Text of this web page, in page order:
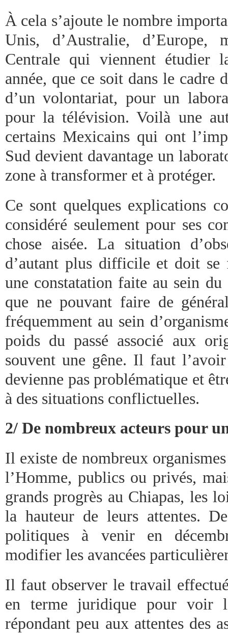
À cela s’ajoute le nombre
Unis, d’Australie, d’Europe,
Centrale qui viennent étudier
année, que ce soit dans le cadre
d’un volontariat, pour un
pour la télévision. Voilà une
certains Mexicains qui ont
Sud devient davantage un
zone à transformer et à protéger.
Ce sont quelques explications
considéré seulement pour ses
chose aisée. La situation
d’autant plus difficile et doit se
une constatation faite au sein
que ne pouvant faire de
fréquemment au sein
poids du passé associé aux
souvent une gêne. Il faut
devienne pas problématique et
à des situations conflictuelles.
2/ De nombreux acteurs pour
Il existe de nombreux
l’Homme, publics ou privés,
grands progrès au Chiapas, les
la hauteur de leurs attentes.
politiques à venir en
modifier les avancées
Il faut observer le travail
en terme juridique pour voir
répondant peu aux attentes des